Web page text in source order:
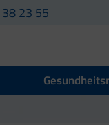
23 55